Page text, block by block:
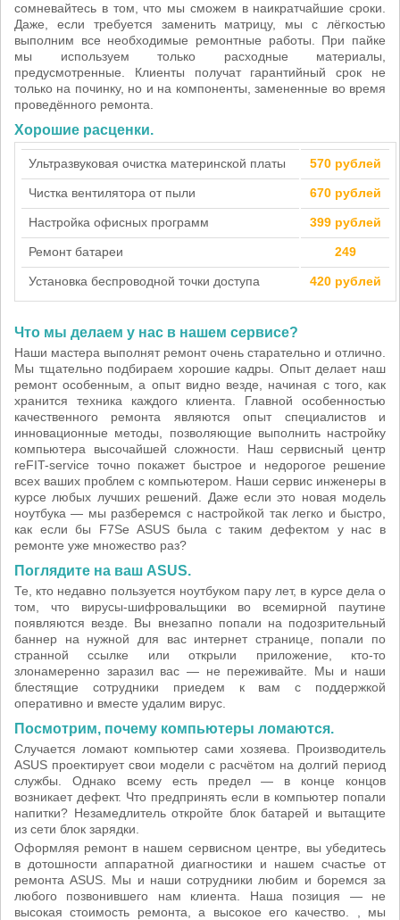
сомневайтесь в том, что мы сможем в наикратчайшие сроки.
Даже, если требуется заменить матрицу, мы с лёгкостью
выполним все необходимые ремонтные работы. При пайке
мы используем только расходные материалы,
предусмотренные. Клиенты получат гарантийный срок не
только на починку, но и на компоненты, замененные во время
проведённого ремонта.
Хорошие расценки.
Ультразвуковая очистка материнской платы 570 рублей
Чистка вентилятора от пыли 670 рублей
Настройка офисных программ 399 рублей
Ремонт батареи 249
Установка беспроводной точки доступа 420 рублей
Что мы делаем у нас в нашем сервисе?
Наши мастера выполнят ремонт очень старательно и отлично.
Мы тщательно подбираем хорошие кадры. Опыт делает наш
ремонт особенным, а опыт видно везде, начиная с того, как
хранится техника каждого клиента. Главной особенностью
качественного ремонта являются опыт специалистов и
инновационные методы, позволяющие выполнить настройку
компьютера высочайшей сложности. Наш сервисный центр
reFIT-service точно покажет быстрое и недорогое решение
всех ваших проблем с компьютером. Наши сервис инженеры в
курсе любых лучших решений. Даже если это новая модель
ноутбука — мы разберемся с настройкой так легко и быстро,
как если бы F7Se ASUS была с таким дефектом у нас в
ремонте уже множество раз?
Поглядите на ваш ASUS.
Те, кто недавно пользуется ноутбуком пару лет, в курсе дела о
том, что вирусы-шифровальщики во всемирной паутине
появляются везде. Вы внезапно попали на подозрительный
баннер на нужной для вас интернет странице, попали по
странной ссылке или открыли приложение, кто-то
злонамеренно заразил вас — не переживайте. Мы и наши
блестящие сотрудники приедем к вам с поддержкой
оперативно и вместе удалим вирус.
Посмотрим, почему компьютеры ломаются.
Случается ломают компьютер сами хозяева. Производитель
ASUS проектирует свои модели с расчётом на долгий период
службы. Однако всему есть предел — в конце концов
возникает дефект. Что предпринять если в компьютер попали
напитки? Незамедлитель откройте блок батарей и вытащите
из сети блок зарядки.
Оформляя ремонт в нашем сервисном центре, вы убедитесь
в дотошности аппаратной диагностики и нашем счастье от
ремонта ASUS. Мы и наши сотрудники любим и боремся за
любого позвонившего нам клиента. Наша позиция — не
высокая стоимость ремонта, а высокое его качество. , мы